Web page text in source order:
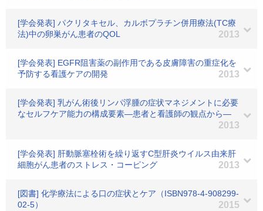
[学会発表] パクリタキセル、カルボプラチン併用療法(TC療
法)中の卵巣がん患者のQOL
2013
[学会発表] EGFR阻害薬の副作用である皮膚障害の重症化を
予防する看護ケアの開発
2013
[学会発表] 乳がん術後リンパ浮腫の症状マネジメントに必要
なセルフケア能力の構成要素―患者と看護師の観点から―
2013
[学会発表] 肝動脈塞栓術を繰り返すC型肝炎ウイルス由来肝
細胞がん患者のストレス・コーピング
2013
[図書] 化学療法による口の症状とケア（ISBN978-4-908299-
02-5）
2015